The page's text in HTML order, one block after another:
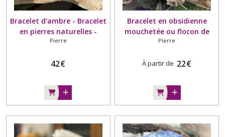
Bracelet d'ambre - Bracelet
en pierres naturelles -
Forme nuggets - Lituanie
Pierre
42€
Bracelet en obsidienne
mouchetée ou flocon de
neige - Bracelet en pierre
Pierre
À partir de 22€